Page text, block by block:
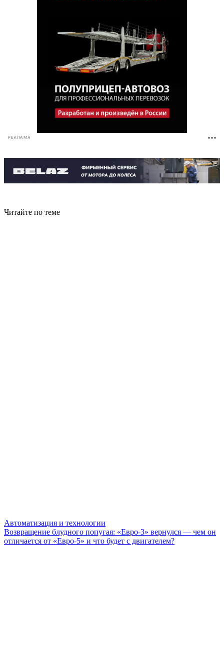
РЕКЛАМА
Читайте по теме
Автоматизация и технологии
Возвращение блудного попугая: «Евро-3» вернулся — чем он
отличается от «Евро-5» и что будет с двигателем?